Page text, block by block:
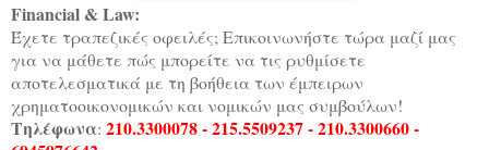
Financial & Law:
Έχετε τραπεζικές οφειλές; Επικοινωνήστε τώρα μαζί μας
για να μάθετε πώς μπορείτε να τις ρυθμίσετε
αποτελεσματικά με τη βοήθεια των έμπειρων
χρηματοοικονομικών και νομικών μας συμβούλων!
Τηλέφωνα: 210.3300078 - 215.5509237 - 210.3300660 -